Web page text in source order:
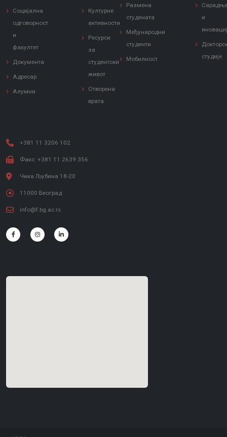
Социјална
одговорност
и
факултет
Документа
Адресар
Алумни
Културне
активности
Ресурси
за
студентски
живот
Отворена
врата
Размена
студената
Међународни
студенти
Мобилност
и
студије
+381 11 3206 102
Факс: +381 11 2639 356
Чика Љубина 18-20
11000 Београд
info@f.bg.ac.rs